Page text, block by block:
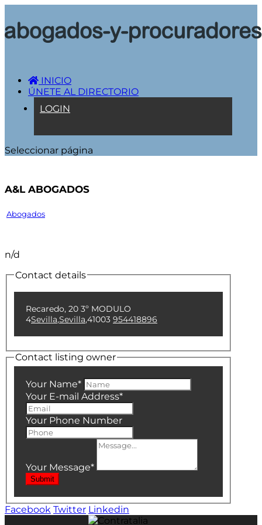
INICIO
ÚNETE AL DIRECTORIO
LOGIN
Seleccionar página
A&L ABOGADOS
Abogados
n/d
Contact details
Recaredo, 20 3º MODULO
4Sevilla,Sevilla,41003 954418896
Contact listing owner
Your Name*
Your E-mail Address*
Your Phone Number
Your Message*
Submit
Facebook Twitter Linkedin